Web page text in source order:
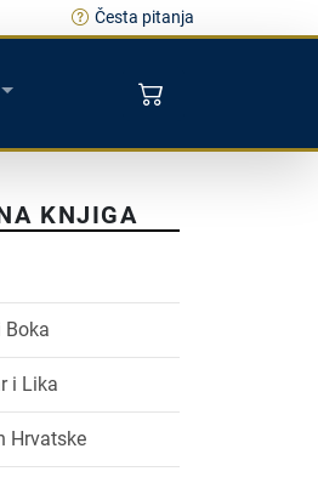
Česta pitanja
KNJIGA
Boka
i Lika
Hrvatske